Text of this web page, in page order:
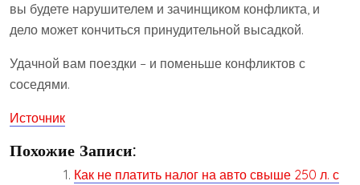
вы будете нарушителем и зачинщиком конфликта, и
дело может кончиться принудительной высадкой.
Удачной вам поездки – и поменьше конфликтов с
соседями.
Источник
Похожие Записи:
Как не платить налог на авто свыше 250 л. с